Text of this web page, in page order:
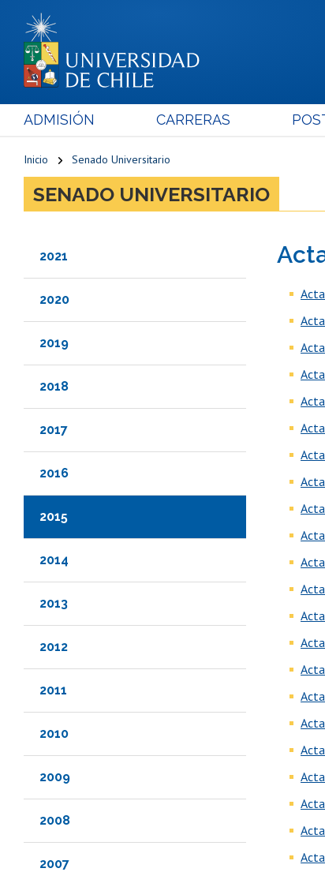
ADMISIÓN CARRERAS
Inicio Senado Universitario
SENADO UNIVERSITARIO
2021
2020
2019
2018
2017
2016
2015
2014
2013
2012
2011
2010
2009
2008
2007